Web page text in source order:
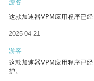
游客
这款加速器VPM应用程序已
2025-04-21
游客
这款加速器VPM应用程序已
护。